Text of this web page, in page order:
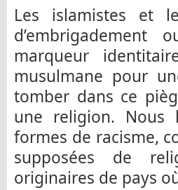
Les islamistes et
marqueur
musulmane pour
tomber dans ce
une religion. Nous
formes de racisme,
supposées de
originaires de pays